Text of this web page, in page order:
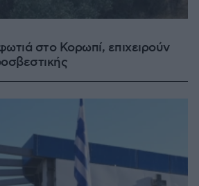
στο Κορωπί, επιχειρούν